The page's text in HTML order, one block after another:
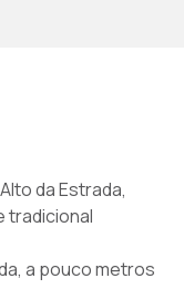
da Estrada,
tradicional
a pouco metros